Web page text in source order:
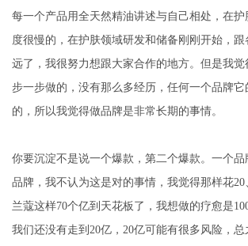
每一个产品用全天然精油讲述与自己相处，在
度很慢的，在护肤领域研发和储备刚刚开始，
远了，我很努力想跟大家合作的地方。但是我
步一步做的，没有那么多经历，任何一个品牌它
的，所以我觉得做品牌是非常长期的事情。
你要沉淀不是说一个爆款，第二个爆款。一个
品牌，我不认为这是对的事情，我觉得那样花20
兰蔻这样70个亿到天花板了，我想做的疗愈是
我们还没有走到20亿，20亿可能有很多风险，